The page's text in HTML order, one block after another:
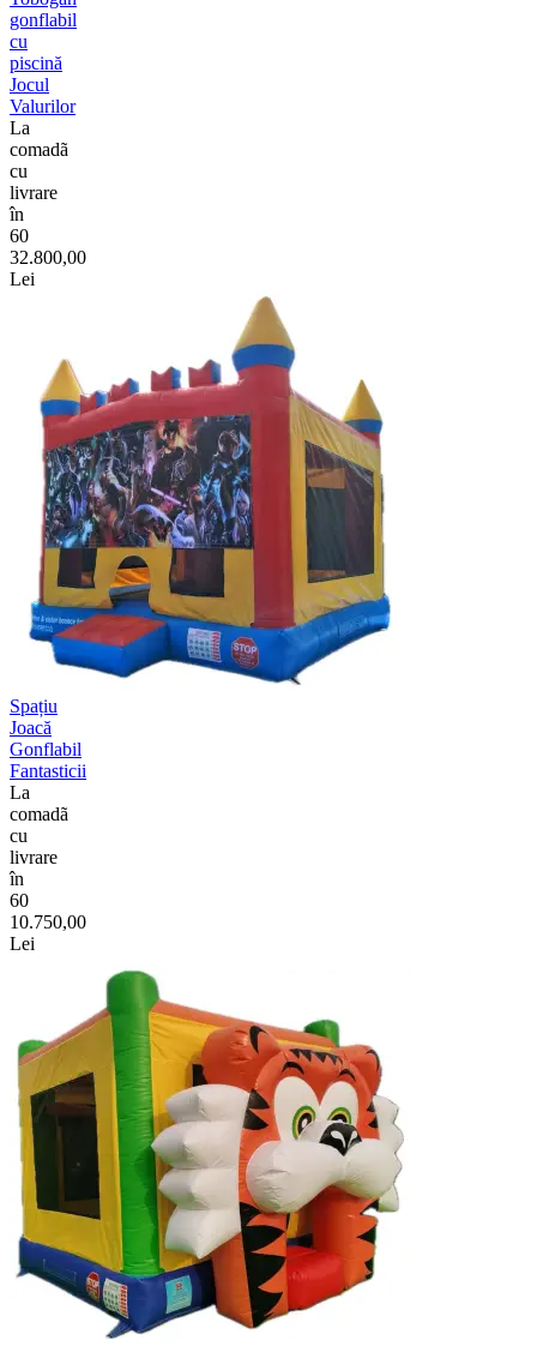
gonflabil
cu
piscină
Jocul
Valurilor
La
comadã
cu
livrare
în
60
32.800,00
Lei
Spațiu
Joacă
Gonflabil
Fantasticii
La
comadã
cu
livrare
în
60
10.750,00
Lei